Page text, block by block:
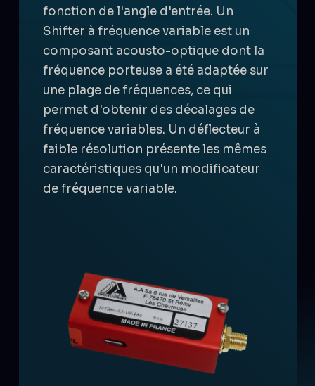
fonction de l'angle d'entrée. Un
Shifter à fréquence variable est un
composant acousto-optique dont la
fréquence porteuse a été adaptée sur
une plage de fréquences, ce qui
permet d'obtenir des décalages de
fréquence variables. Un déflecteur à
faible résolution présente les mêmes
caractéristiques qu'un modificateur
de fréquence variable.